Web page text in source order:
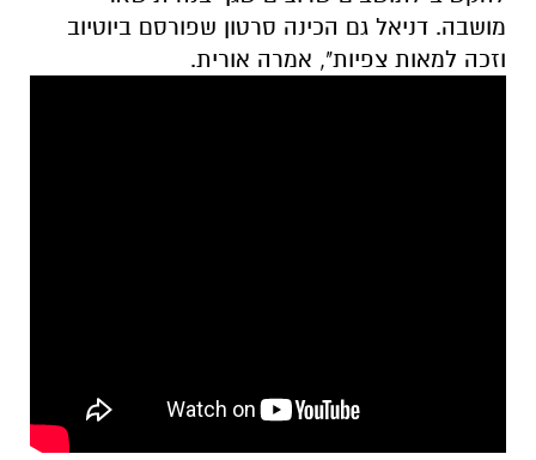
מושבה. דניאל גם הכינה סרטון שפורסם ביוטיוב
וזכה למאות צפיות", אמרה אורית.